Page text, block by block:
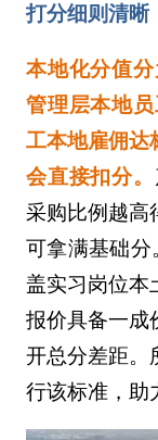
打分细则清晰
本地化分值
管理层本地
工本地雇佣达
会直接扣分。
采购比例越高
可拿满基础
盖实习岗位本
报价具备一成
开总分差距。
行该标准，助